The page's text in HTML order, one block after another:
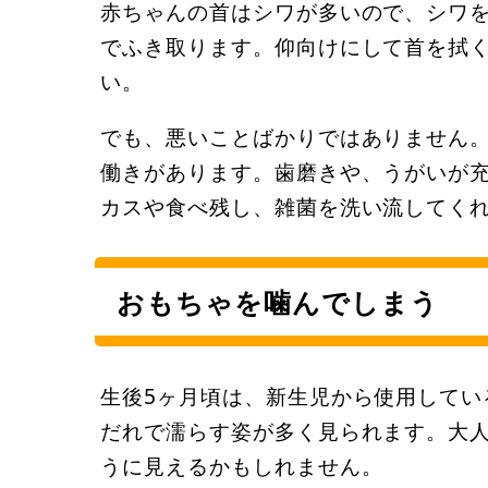
赤ちゃんの首はシワが多いので、シワ
でふき取ります。仰向けにして首を拭
い。
でも、悪いことばかりではありません
働きがあります。歯磨きや、うがいが
カスや食べ残し、雑菌を洗い流してく
おもちゃを噛んでしまう
生後5ヶ月頃は、新生児から使用して
だれで濡らす姿が多く見られます。大
うに見えるかもしれません。